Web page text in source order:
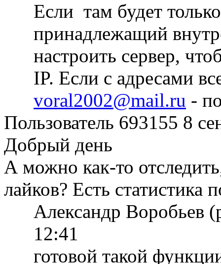
Если там будет
принадлежащий
настроить сервер,
IP. Если с адресами
voral2002@mail.ru -
Пользователь 693155 8
Добрый день
А можно как-то
лайков? Есть статистика
Александр Воробьев
12:41
готовой такой